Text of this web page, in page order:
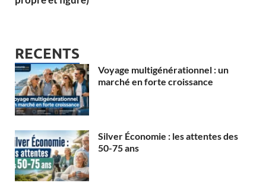
RECENTS
Voyage multigénérationnel : un
marché en forte croissance
Silver Économie : les attentes des
50-75 ans